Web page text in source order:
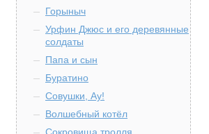
Горыныч
Урфин Джюс и его деревянные
солдаты
Папа и сын
Буратино
Совушки, Ау!
Волшебный котёл